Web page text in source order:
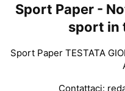
Sport Paper -
sport in
Sport Paper TESTATA
Contattaci: